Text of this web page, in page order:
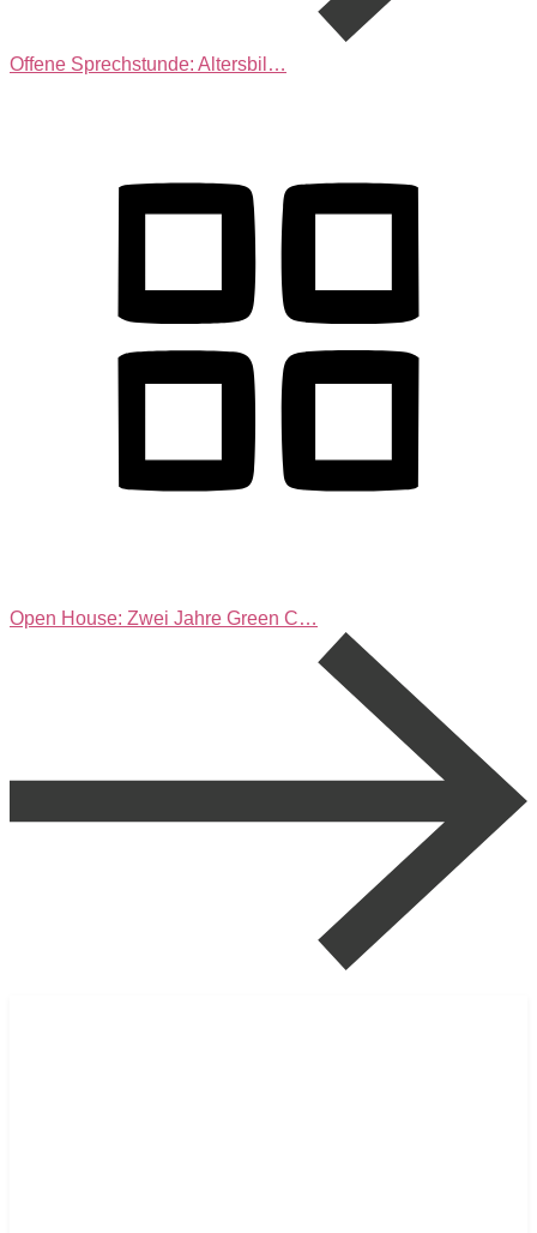
Offene Sprechstunde: Altersbil…
Open House: Zwei Jahre Green C…